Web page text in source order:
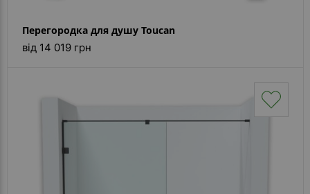
Перегородка для душу Toucan
від 14 019 грн